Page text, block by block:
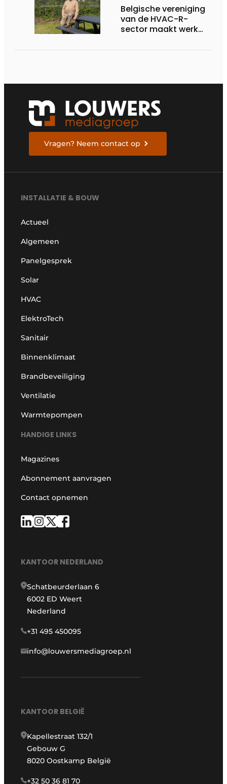
Belgische vereniging
van de HVAC-R-
sector maakt werk
Vragen? Neem contact op
INSTALLATIE & BOUW
Actueel
Algemeen
Panelgesprek
Solar
HVAC
ElektroTech
Sanitair
Binnenklimaat
Brandbeveiliging
Ventilatie
Warmtepompen
HANDIGE LINKS
Magazines
Abonnement aanvragen
Contact opnemen
KANTOOR NEDERLAND
Schatbeurderlaan 6
6002 ED Weert
Nederland
+31 495 450095
info@louwersmediagroep.nl
KANTOOR BELGIË
Kapellestraat 132/1
Gebouw G
8020 Oostkamp België
+32 50 36 81 70